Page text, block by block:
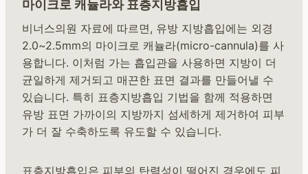
마이크로 캐뉼라와 표층지방흡입
비너스의원 자료에 따르면, 유방 지방흡입에는 외경
2.0~2.5mm의 마이크로 캐뉼라(micro-cannula)를 사
용합니다. 이처럼 가는 흡입관을 사용하면 지방이 더
균일하게 제거되고 매끈한 표면 결과를 만들어낼 수
있습니다. 특히 표층지방흡입 기법을 함께 적용하면
유방 표면 가까이의 지방까지 섬세하게 제거하여 피부
가 더 잘 수축하도록 유도할 수 있습니다.
표층지방흡입은 피부의 탄력성이 떨어진 경우에도 피